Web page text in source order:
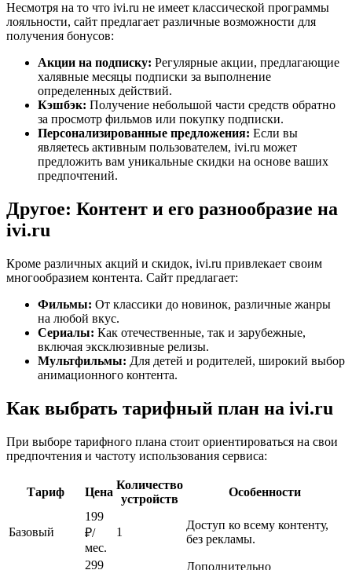
Несмотря на то что ivi.ru не имеет классической программы
лояльности, сайт предлагает различные возможности для
получения бонусов:
Акции на подписку: Регулярные акции, предлагающие
халявные месяцы подписки за выполнение
определенных действий.
Кэшбэк: Получение небольшой части средств обратно
за просмотр фильмов или покупку подписки.
Персонализированные предложения: Если вы
являетесь активным пользователем, ivi.ru может
предложить вам уникальные скидки на основе ваших
предпочтений.
Другое: Контент и его разнообразие на
ivi.ru
Кроме различных акций и скидок, ivi.ru привлекает своим
многообразием контента. Сайт предлагает:
Фильмы: От классики до новинок, различные жанры
на любой вкус.
Сериалы: Как отечественные, так и зарубежные,
включая эксклюзивные релизы.
Мультфильмы: Для детей и родителей, широкий выбор
анимационного контента.
Как выбрать тарифный план на ivi.ru
При выборе тарифного плана стоит ориентироваться на свои
предпочтения и частоту использования сервиса:
Тариф Цена
Количество
устройств
Особенности
Базовый
199
₽/
мес.
1
Доступ ко всему контенту,
без рекламы.
299
Дополнительно